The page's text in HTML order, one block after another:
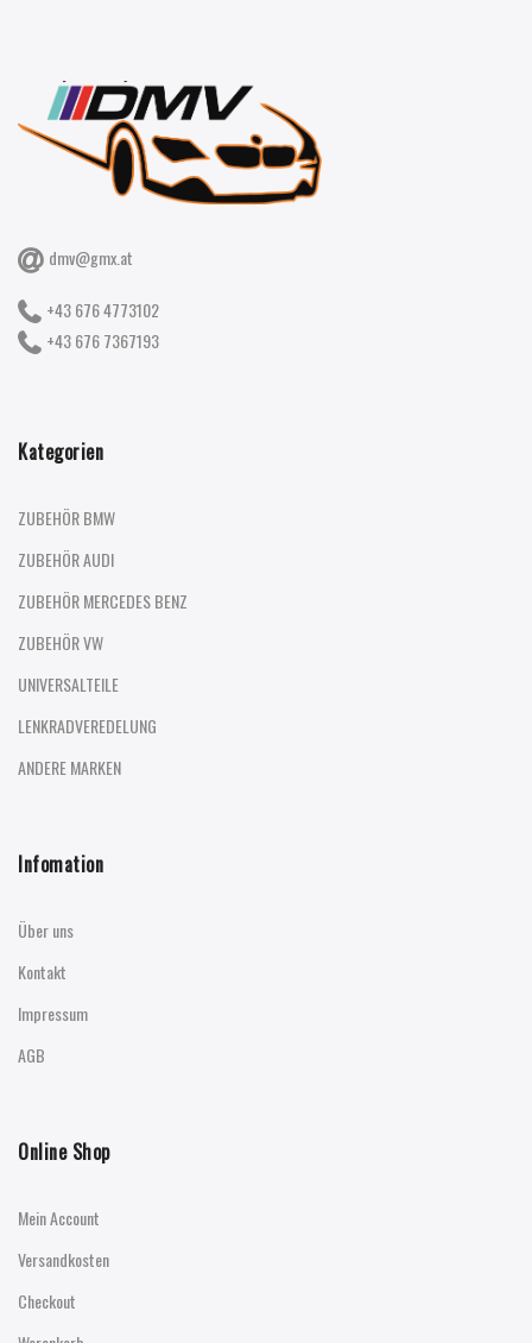
dmv@gmx.at
+43 676 4773102
+43 676 7367193
Kategorien
ZUBEHÖR BMW
ZUBEHÖR AUDI
ZUBEHÖR MERCEDES BENZ
ZUBEHÖR VW
UNIVERSALTEILE
LENKRADVEREDELUNG
ANDERE MARKEN
Infomation
Über uns
Kontakt
Impressum
AGB
Online Shop
Mein Account
Versandkosten
Checkout